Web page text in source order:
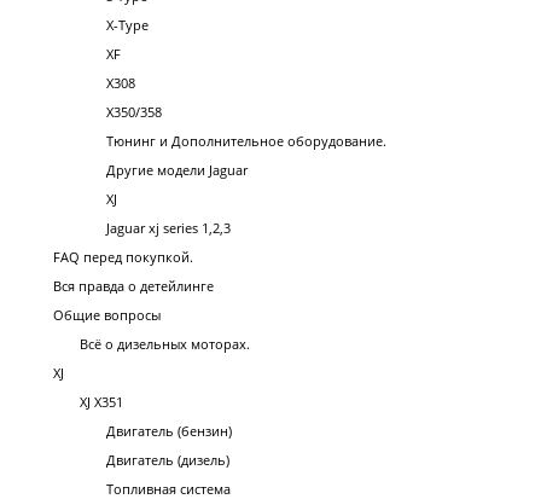
X-Type
XF
X308
X350/358
Тюнинг и Дополнительное оборудование.
Другие модели Jaguar
XJ
Jaguar xj series 1,2,3
FAQ перед покупкой.
Вся правда о детейлинге
Общие вопросы
Всё о дизельных моторах.
XJ
XJ X351
Двигатель (бензин)
Двигатель (дизель)
Топливная система